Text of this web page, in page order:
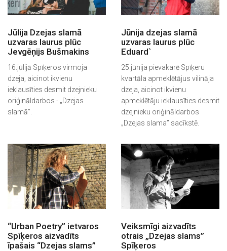
Jūlija Dzejas slamā
uzvaras laurus plūc
Jevgēņijs Bušmakins
16.jūlijā Spīķeros virmoja
dzeja, aicinot ikvienu
ieklausīties desmit dzejnieku
oriģināldarbos - „Dzejas
slamā”.
Jūnija dzejas slamā
uzvaras laurus plūc
Eduard`
25.jūnija pievakarē Spīķeru
kvartāla apmeklētājus vilināja
dzeja, aicinot ikvienu
apmeklētāju ieklausīties desmit
dzejnieku oriģināldarbos
„Dzejas slama” sacīkstē.
“Urban Poetry” ietvaros
Spīķeros aizvadīts
īpašais “Dzejas slams”
Veiksmīgi aizvadīts
otrais „Dzejas slams”
Spīķeros